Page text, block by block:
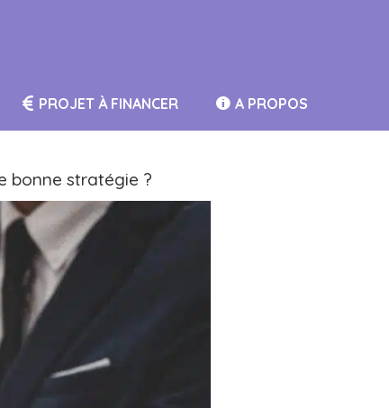
PROJET À FINANCER A PROPOS
bonne stratégie ?